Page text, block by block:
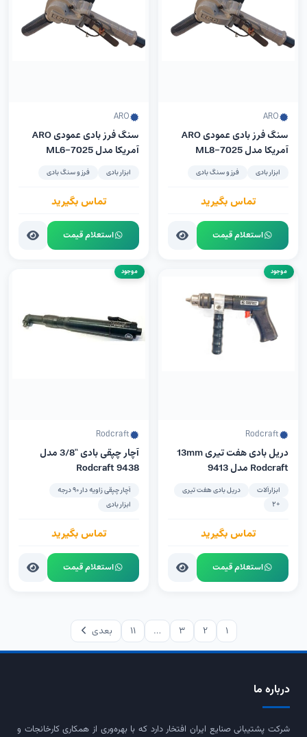
ARO
سنگ فرز بادی عمودی ARO
آمریکا مدل 7025-ML8
ابزار بادی فرز و سنگ بادی
تماس بگیرید
استعلام قیمت
ARO
سنگ فرز بادی عمودی ARO
آمریکا مدل 7025-ML6
ابزار بادی فرز و سنگ بادی
تماس بگیرید
استعلام قیمت
موجود
Rodcraft
دریل بادی هفت تیری 13mm
Rodcraft مدل 9413
ابزارآلات
دریل بادی هفت تیری
+2
تماس بگیرید
استعلام قیمت
موجود
Rodcraft
آچار چپقی بادی “3/8 مدل
9438 Rodcraft
آچار چپقی زاویه دار 90 درجه
ابزار بادی
تماس بگیرید
استعلام قیمت
1
2
3
…
11 بعدی
درباره ما
شرکت پشتیبانی صنایع ایران افتخار دارد که با بهره‌وری از همکاری کارخانجات و